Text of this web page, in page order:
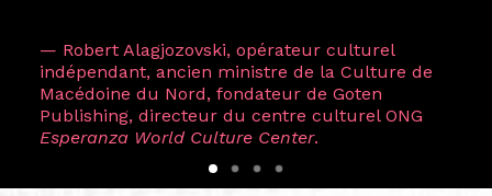
— Robert Alagjozovski, opérateur culturel
indépendant, ancien ministre de la Culture de
Macédoine du Nord, fondateur de Goten
Publishing, directeur du centre culturel ONG
Esperanza World Culture Center.